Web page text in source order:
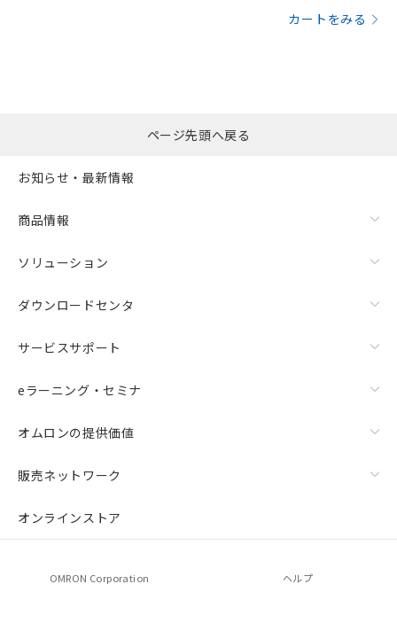
カートをみる
ページ先頭へ戻る
お知らせ・最新情報
商品情報
ソリューション
ダウンロードセンタ
サービスサポート
eラーニング・セミナ
オムロンの提供価値
販売ネットワーク
オンラインストア
OMRON Corporation ヘルプ